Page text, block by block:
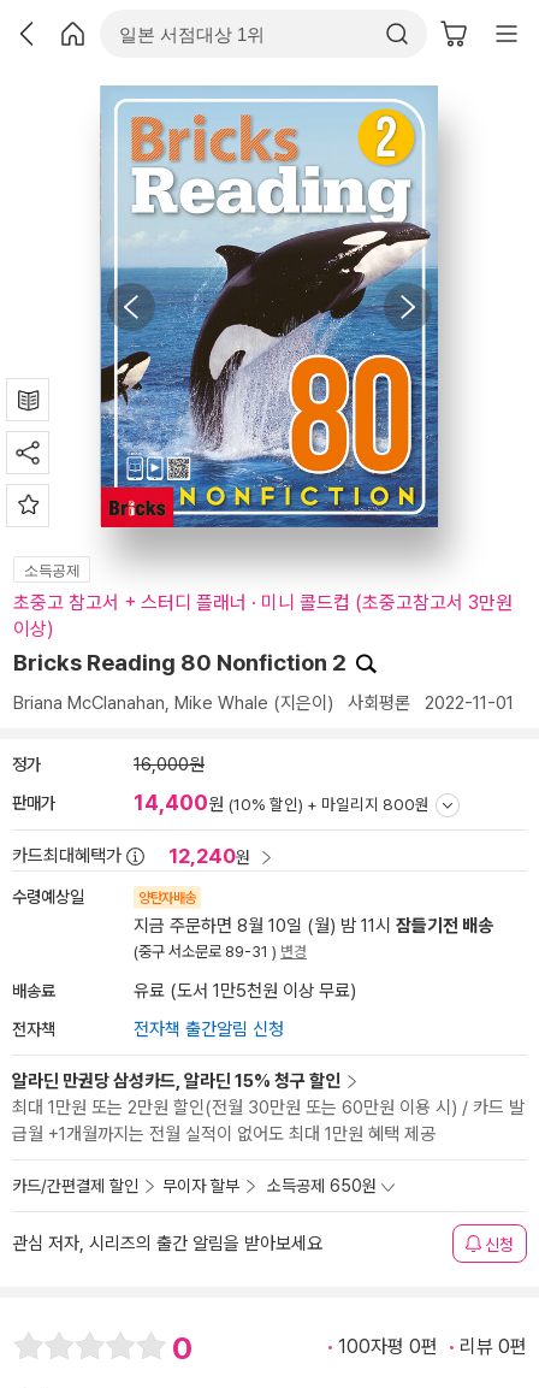
소득공제
초중고 참고서 + 스터디 플래너 · 미니 콜드컵 (초중고참고서 3만원
이상)
Bricks Reading 80 Nonfiction 2
Briana McClanahan, Mike Whale (지은이) 사회평론 2022-11-01
정가 16,000원
판매가 14,400원 (10% 할인) + 마일리지 800원
카드최대혜택가 12,240원
수령예상일 양탄자배송
지금 주문하면 8월 10일 (월) 밤 11시 잠들기전 배송
(중구 서소문로 89-31 ) 변경
배송료 유료 (도서 1만5천원 이상 무료)
전자책 전자책 출간알림 신청
알라딘 만권당 삼성카드, 알라딘 15% 청구 할인
최대 1만원 또는 2만원 할인(전월 30만원 또는 60만원 이용 시) / 카드 발
급월 +1개월까지는 전월 실적이 없어도 최대 1만원 혜택 제공
카드/간편결제 할인 무이자 할부 소득공제 650원
관심 저자, 시리즈의 출간 알림을 받아보세요 신청
0 100자평 0편 리뷰 0편